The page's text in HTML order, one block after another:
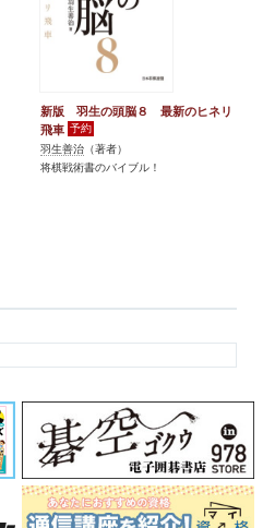
新版 羽生の頭脳８ 最新のヒネリ
飛車
羽生善治 （著者）
将棋戦術書のバイブル！